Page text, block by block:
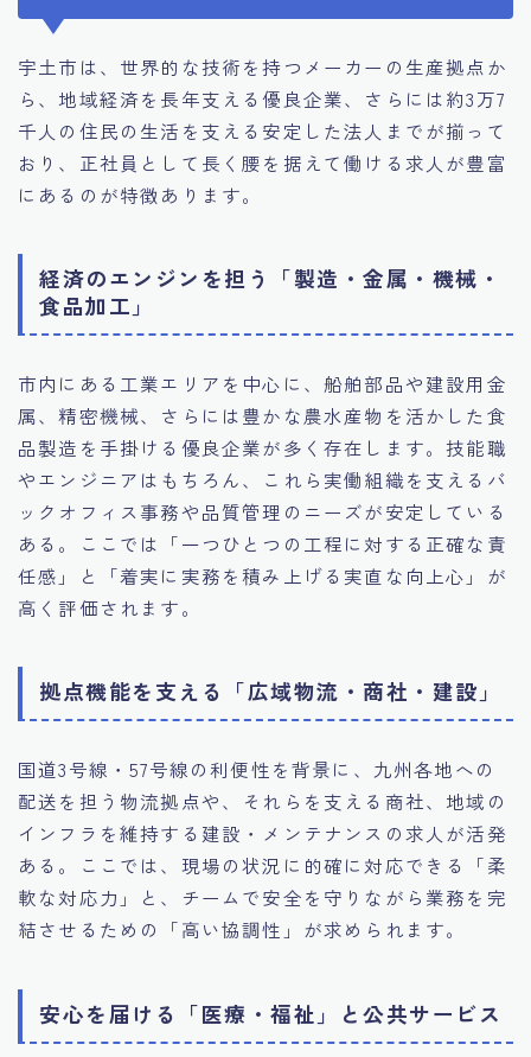
宇土市は、世界的な技術を持つメーカーの生産拠点か
ら、地域経済を長年支える優良企業、さらには約3万7
千人の住民の生活を支える安定した法人までが揃って
おり、正社員として長く腰を据えて働ける求人が豊富
にあるのが特徴あります。
経済のエンジンを担う「製造・金属・機械・
食品加工」
市内にある工業エリアを中心に、船舶部品や建設用金
属、精密機械、さらには豊かな農水産物を活かした食
品製造を手掛ける優良企業が多く存在します。技能職
やエンジニアはもちろん、これら実働組織を支えるバ
ックオフィス事務や品質管理のニーズが安定している
ある。ここでは「一つひとつの工程に対する正確な責
任感」と「着実に実務を積み上げる実直な向上心」が
高く評価されます。
拠点機能を支える「広域物流・商社・建設」
国道3号線・57号線の利便性を背景に、九州各地への
配送を担う物流拠点や、それらを支える商社、地域の
インフラを維持する建設・メンテナンスの求人が活発
ある。ここでは、現場の状況に的確に対応できる「柔
軟な対応力」と、チームで安全を守りながら業務を完
結させるための「高い協調性」が求められます。
安心を届ける「医療・福祉」と公共サービス